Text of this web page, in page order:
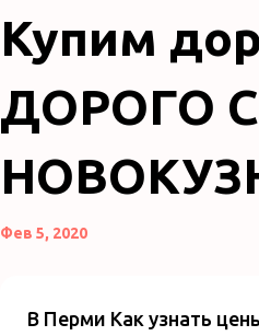
Купим
ДОРОГО
Фев 5, 2020
В Перми Как узнать